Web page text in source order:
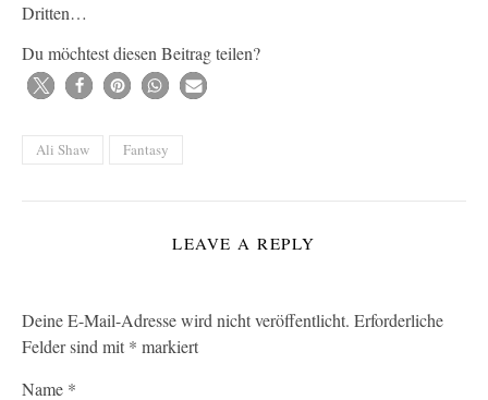
Dritten…
Du möchtest diesen Beitrag teilen?
Ali Shaw Fantasy
LEAVE A REPLY
Deine E-Mail-Adresse wird nicht veröffentlicht. Erforderliche
Felder sind mit * markiert
Name *